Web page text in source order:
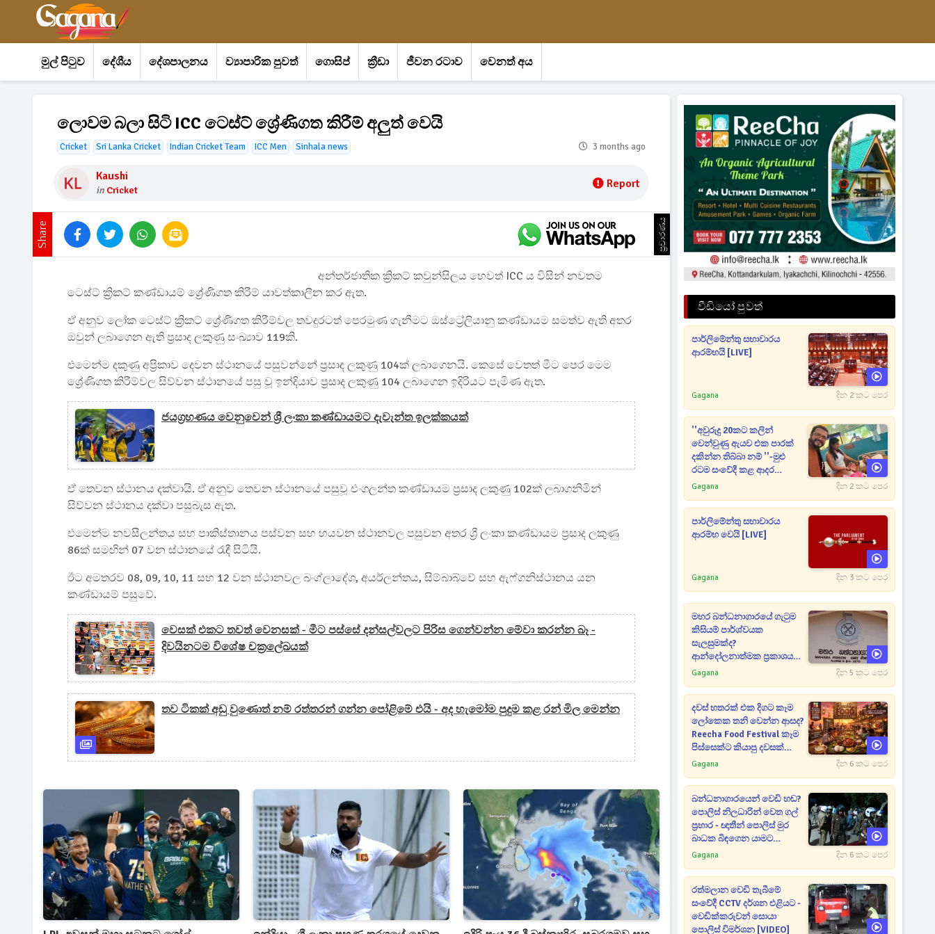
මුල් පිටුව දේශීය දේශපාලනය ව්‍යාපාරික පුවත් ගොසිප් ක්‍රීඩා ජීවන රටාව වෙනත් අය
ලොවම බලා සිටි ICC ටෙස්ට් ශ්‍රේණිගත කිරීම් අලුත් වෙයි
Cricket Sri Lanka Cricket Indian Cricket Team ICC Men Sinhala news 3 months ago
Kaushi
in Cricket Report
Share ප්‍රචාරණය
අන්තර්ජාතික ක්‍රිකට් කවුන්සිලය හෙවත් ICC ය විසින් නවතම
ටෙස්ට් ක්‍රිකට් කණ්ඩායම් ශ්‍රේණිගත කිරීම් යාවත්කාලීන කර ඇත.
ඒ අනුව ලෝක ටෙස්ට් ක්‍රිකට් ශ්‍රේණිගත කිරීම්වල තවදුරටත් පෙරමුණ ගැනීමට ඔස්ට්‍රේලියානු කණ්ඩායම සමත්ව ඇති අතර
ඔවුන් ලබාගෙන ඇති ප්‍රසාද ලකුණු සංඛ්‍යාව 119කි.
එමෙන්ම දකුණු අප්‍රිකාව දෙවන ස්ථානයේ පසුවන්නේ ප්‍රසාද ලකුණු 104ක් ලබාගෙනයි. කෙසේ වෙතත් මීට පෙර ‍මෙම
ශ්‍රේණිගත කිරීම්වල සිව්වන ස්ථානයේ පසු වූ ඉන්දියාව ප්‍රසාද ලකුණු 104 ලබාගෙන ඉදිරියට පැමිණ ඇත.
ජයග්‍රහණය වෙනුවෙන් ශ්‍රී ලංකා කණ්ඩායමට දැවැන්ත ඉලක්කයක්
ඒ තෙවන ස්ථානය දක්වායි. ඒ අනුව තෙවන ස්ථානයේ පසුවූ එංගලන්ත කණ්ඩායම ප්‍රසාද ලකුණු 102ක් ලබාගනිමින්
සිව්වන ස්ථානය දක්වා පසුබැස ඇත.
එමෙන්ම නවසීලන්තය සහ පාකිස්තානය පස්වන සහ හයවන ස්ථානවල පසුවන අතර ශ්‍රී ලංකා කණ්ඩායම ප්‍රසාද ලකුණු
86ක් සමඟින් 07 වන ස්ථානයේ රැඳී සිටියි.
ඊට අමතරව 08, 09, 10, 11 සහ 12 වන ස්ථානවල බංග්ලාදේශ, අයර්ලන්තය, සිම්බාබ්වේ සහ ඇෆ්ගනිස්ථානය යන
කණ්ඩායම් පසුවේ.
වෙසක් එකට තවත් වෙනසක් - මීට පස්සේ දන්සල්වලට පිරිස ගෙන්වන්න මේවා කරන්න බෑ -
දිවයිනටම විශේෂ චක්‍රලේඛයක්
තව ටිකක් අඩු වුණොත් නම් රත්තරන් ගන්න පෝළිමේ එයි - අද හැමෝම පුදුම කළ රන් මිල මෙන්න
වීඩියෝ පුවත්
පාර්ලිමේන්තු සභාවාරය
ආරම්භයි [LIVE]
Gagana දින 2 කට පෙර
''අවුරුදු 20කට කලින්
වෙන්වුණු ඇයව එක පාරක්
දකින්න තිබ්බා නම් ''-මුළු
රටම සංවේදී කළ ආදර
අමරණීය මතකය
Gagana දින 2 කට පෙර
පාර්ලිමේන්තු සභාවාරය
ආරම්භ වෙයි [LIVE]
Gagana දින 3 කට පෙර
මහර බන්ධනාගාරයේ ගැටුම
කිසියම් පාර්ශ්වයක
සැලසුමක්ද?
ආන්දෝලනාත්මක ප්‍රකාශයක්
එළියට [VIDEO]
Gagana දින 5 කට පෙර
දවස් හතරක් එක දිගට කෑම
ලෝකෙක තනි වෙන්න ආසද?
Reecha Food Festival කෑම
පිස්සෙක්ට කියාපු දවසක්
මෙන්න
Gagana දින 6 කට පෙර
බන්ධනාගාරයෙන් වෙඩි හඬ?
පොලිස් නිලධාරින් වෙත ගල්
ප්‍රහාර - ඥාතීන් පොලිස් මුර
බාධක බිඳගෙන යාමට
උත්සාහයක [VIDEO]
Gagana දින 6 කට පෙර
රත්මලාන වෙඩි තැබීමේ
සංවේදී CCTV දර්ශන එළියට -
වෙඩික්කරුවන් සොයා
පොලිස් විමර්ශන [VIDEO]